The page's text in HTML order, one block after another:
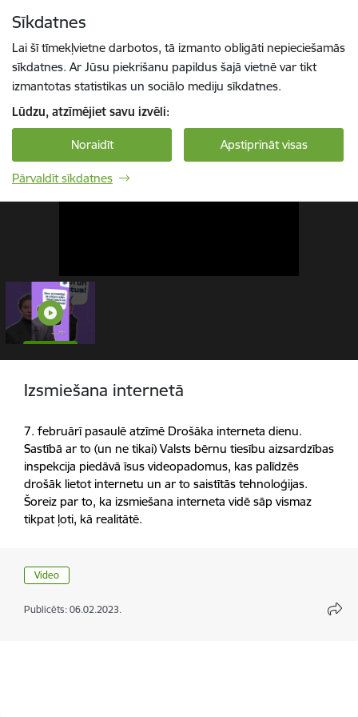
Sīkdatnes
Lai šī tīmekļvietne darbotos, tā izmanto obligāti nepieciešamās
sīkdatnes. Ar Jūsu piekrišanu papildus šajā vietnē var tikt
izmantotas statistikas un sociālo mediju sīkdatnes.
Lūdzu, atzīmējiet savu izvēli:
Noraidīt Apstiprināt visas
Pārvaldīt sīkdatnes
1 / 1
Izsmiešana internetā
7. februārī pasaulē atzīmē Drošāka interneta dienu.
Sastībā ar to (un ne tikai) Valsts bērnu tiesību aizsardzības
inspekcija piedāvā īsus videopadomus, kas palīdzēs
drošāk lietot internetu un ar to saistītās tehnoloģijas.
Šoreiz par to, ka izsmiešana interneta vidē sāp vismaz
tikpat ļoti, kā realitātē.
Video
Publicēts: 06.02.2023.